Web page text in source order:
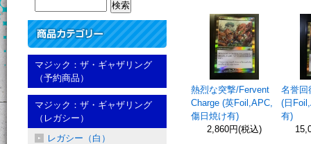
熱烈な突撃/Fervent
Charge (英Foil,APC,
傷日焼け有)
2,860円(税込)
名誉回
(日
有)
マジック：ザ・ギャザリング
（予約商品）
マジック：ザ・ギャザリング
（レガシー）
レガシー（白）